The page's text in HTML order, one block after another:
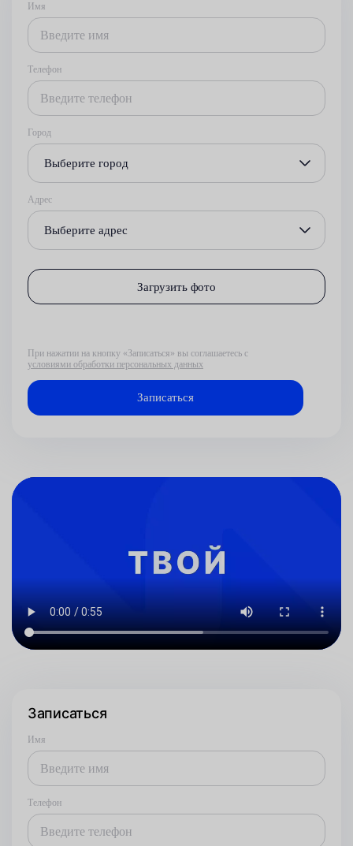
Имя
Телефон
Город
Выберите город
Адрес
Выберите адрес
Загрузить фото
При нажатии на кнопку «Записаться» вы соглашаетесь с
условиями обработки персональных данных
Записаться
Имя
Телефон